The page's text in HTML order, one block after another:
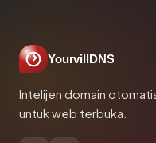
YourvillDNS
Intelijen domain
untuk web terbuka.